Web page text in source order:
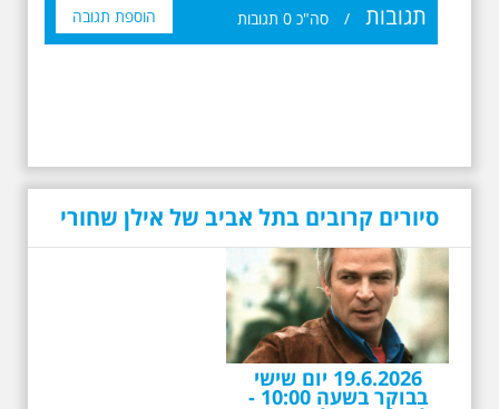
תגובות / סה"כ 0 תגובות הוספת תגובה
סיורים קרובים בתל אביב של אילן שחורי